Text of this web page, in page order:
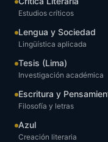
Estudios críticos
Lengua y Sociedad
Lingüística aplicada
Tesis (Lima)
Investigación académica
Escritura y
Filosofía y letras
Azul
Creación literaria